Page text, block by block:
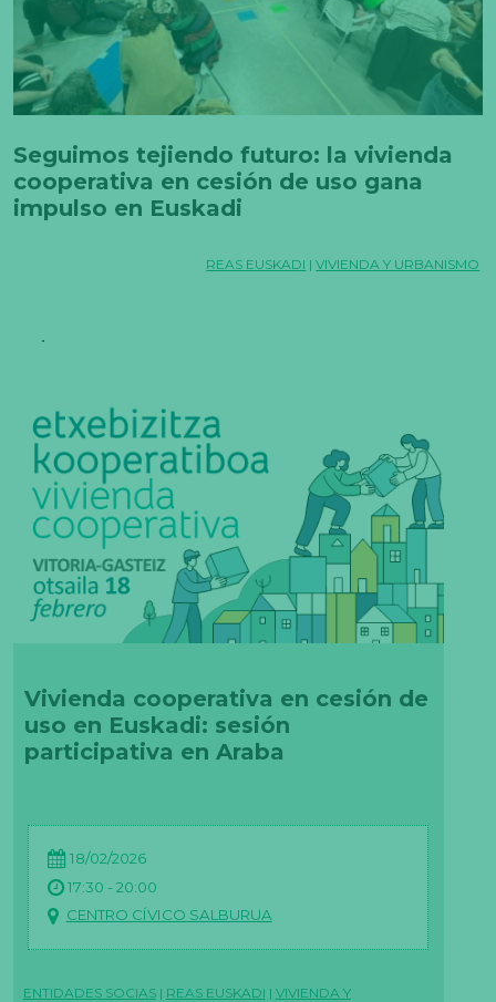
Seguimos tejiendo futuro: la vivienda
cooperativa en cesión de uso gana
impulso en Euskadi
REAS EUSKADI | VIVIENDA Y URBANISMO
Vivienda cooperativa en cesión de
uso en Euskadi: sesión
participativa en Araba
18/02/2026
17:30 - 20:00
CENTRO CÍVICO SALBURUA
ENTIDADES SOCIAS | REAS EUSKADI | VIVIENDA Y